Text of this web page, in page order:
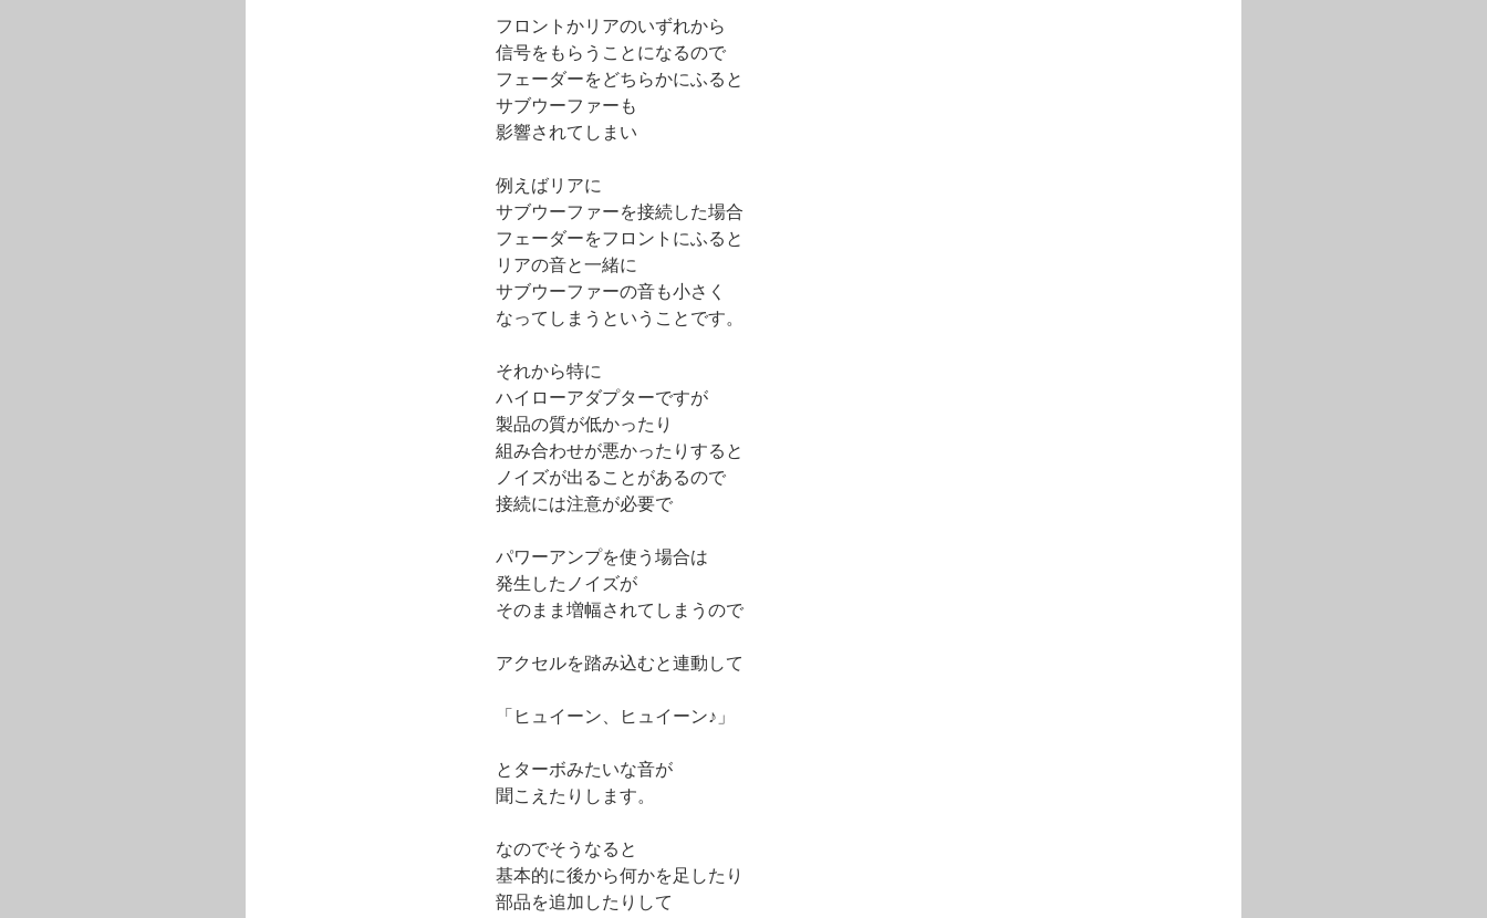
フロントかリアのいずれから
信号をもらうことになるので
フェーダーをどちらかにふると
サブウーファーも
影響されてしまい
例えばリアに
サブウーファーを接続した場合
フェーダーをフロントにふると
リアの音と一緒に
サブウーファーの音も小さく
なってしまうということです。
それから特に
ハイローアダプターですが
製品の質が低かったり
組み合わせが悪かったりすると
ノイズが出ることがあるので
接続には注意が必要で
パワーアンプを使う場合は
発生したノイズが
そのまま増幅されてしまうので
アクセルを踏み込むと連動して
「ヒュイーン、ヒュイーン♪」
とターボみたいな音が
聞こえたりします。
なのでそうなると
基本的に後から何かを足したり
部品を追加したりして